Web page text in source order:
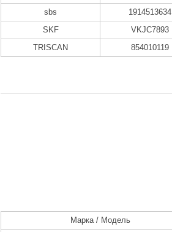
sbs
1914513634
SKF
VKJC7893
TRISCAN
854010119
Марка / Модель